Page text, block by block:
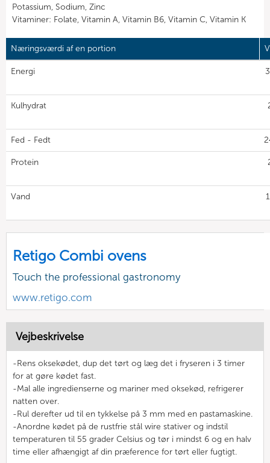
Potassium, Sodium, Zinc
Vitaminer: Folate, Vitamin A, Vitamin B6, Vitamin C, Vitamin K
Næringsværdi af en portion
Energi
Kulhydrat
Fed - Fedt
Protein
Vand
Retigo Combi ovens
Touch the professional gastronomy
www.retigo.com
Vejbeskrivelse
-Rens oksekødet, dup det tørt og læg det i fryseren i 3 timer
for at gøre kødet fast.
-Mal alle ingredienserne og mariner med oksekød, refrigerer
natten over.
-Rul derefter ud til en tykkelse på 3 mm med en pastamaskine.
-Anordne kødet på de rustfrie stål wire stativer og indstil
temperaturen til 55 grader Celsius og tør i mindst 6 og en halv
time eller afhængigt af din præference for tørt eller fugtigt.